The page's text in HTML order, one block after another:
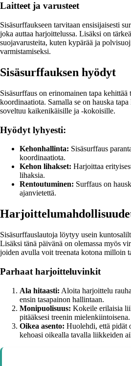
Laitteet ja varusteet
Sisäsurffaukseen tarvitaan ensisijaisesti
joka auttaa harjoittelussa. Lisäksi on
suojavarusteita, kuten kypärää ja
varmistamiseksi.
Sisäsurffauksen hyödyt
Sisäsurffaus on erinomainen tapa kehittää
koordinaatiota. Samalla se on hauska
soveltuu kaikenikäisille ja -kokoisille.
Hyödyt lyhyesti:
Kehonhallinta: Sisäsurffaus
koordinaatiota.
Kehon lihakset: Harjoittaa
lihaksia.
Rentoutuminen: Surffaus on
ajanvietettä.
Sisäsurffauslautoja löytyy usein
Lisäksi tänä päivänä on olemassa myös
joiden avulla voit treenata kotona milloin
Parhaat harjoitteluvinkit
Ala hitaasti: Aloita harjoittelu
ensin tasapainon hallintaan.
Monipuolisuus: Kokeile erilaisia
pitääksesi treenin mielenkiintoisena.
Oikea asento: Huolehdi, että pidät
kehoasi oikealla tavalla liikkeiden